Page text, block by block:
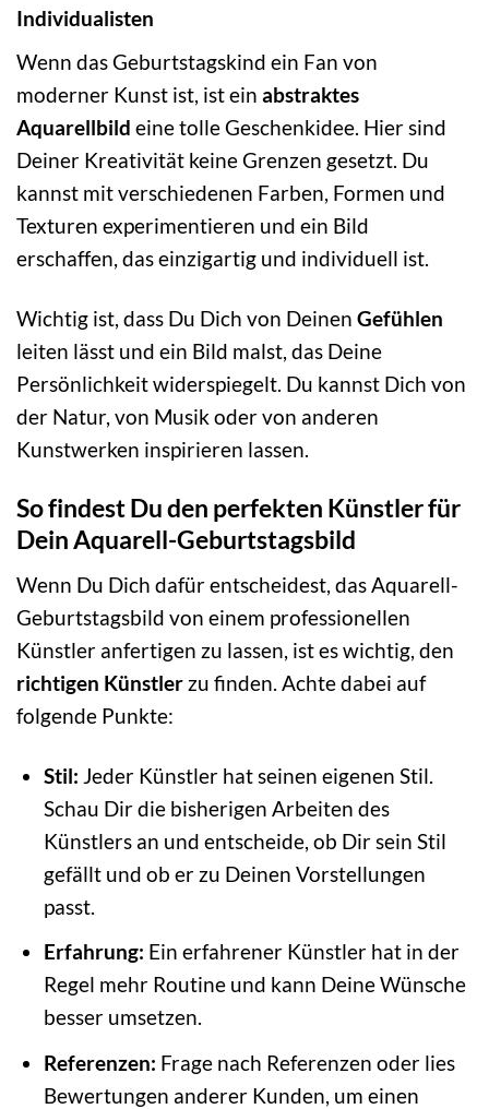
Individualisten
Wenn das Geburtstagskind ein Fan von
moderner Kunst ist, ist ein abstraktes
Aquarellbild eine tolle Geschenkidee. Hier sind
Deiner Kreativität keine Grenzen gesetzt. Du
kannst mit verschiedenen Farben, Formen und
Texturen experimentieren und ein Bild
erschaffen, das einzigartig und individuell ist.
Wichtig ist, dass Du Dich von Deinen Gefühlen
leiten lässt und ein Bild malst, das Deine
Persönlichkeit widerspiegelt. Du kannst Dich von
der Natur, von Musik oder von anderen
Kunstwerken inspirieren lassen.
So findest Du den perfekten Künstler für
Dein Aquarell-Geburtstagsbild
Wenn Du Dich dafür entscheidest, das Aquarell-
Geburtstagsbild von einem professionellen
Künstler anfertigen zu lassen, ist es wichtig, den
richtigen Künstler zu finden. Achte dabei auf
folgende Punkte:
Stil: Jeder Künstler hat seinen eigenen Stil.
Schau Dir die bisherigen Arbeiten des
Künstlers an und entscheide, ob Dir sein Stil
gefällt und ob er zu Deinen Vorstellungen
passt.
Erfahrung: Ein erfahrener Künstler hat in der
Regel mehr Routine und kann Deine Wünsche
besser umsetzen.
Referenzen: Frage nach Referenzen oder lies
Bewertungen anderer Kunden, um einen